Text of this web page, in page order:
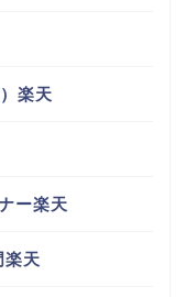
楽天
ー楽天
楽天